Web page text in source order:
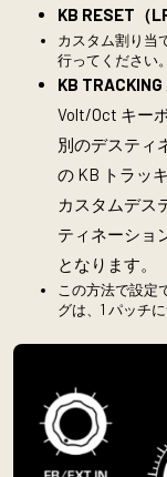
KB RESET（
カスタム割り当
行ってください。
KB TRACKING
Volt/Oct キー
別のデスティ
の KB トラッ
カスタムデス
ティネーショ
となります。
この方法で設定
グは、1 パッチ